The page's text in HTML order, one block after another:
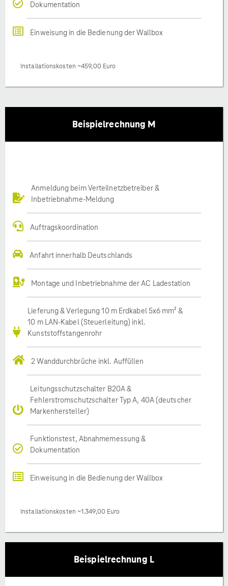
Dokumentation
Einweisung in die Bedienung der Wallbox
Installationskosten ~459,00 Euro
Beispielrechnung M
Anmeldung beim Verteilnetzbetreiber &
Inbetriebnahme-Meldung
Auftragskoordination
Anfahrt innerhalb Deutschlands
Montage und Inbetriebnahme der AC Ladestation
Lieferung & Verlegung 10 m Erdkabel 5x6 mm² &
10 m LAN-Kabel (Steuerleitung) inkl.
Kunststoffstangenrohr
2 Wanddurchbrüche inkl. Auffüllen
Leitungsschutzschalter B20A &
Fehlerstromschutzschalter Typ A, 40A (deutscher
Markenhersteller)
Funktionstest, Abnahmemessung &
Dokumentation
Einweisung in die Bedienung der Wallbox
Installationskosten ~1.349,00 Euro
Beispielrechnung L